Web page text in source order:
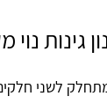
נוי
מתחלק לשני